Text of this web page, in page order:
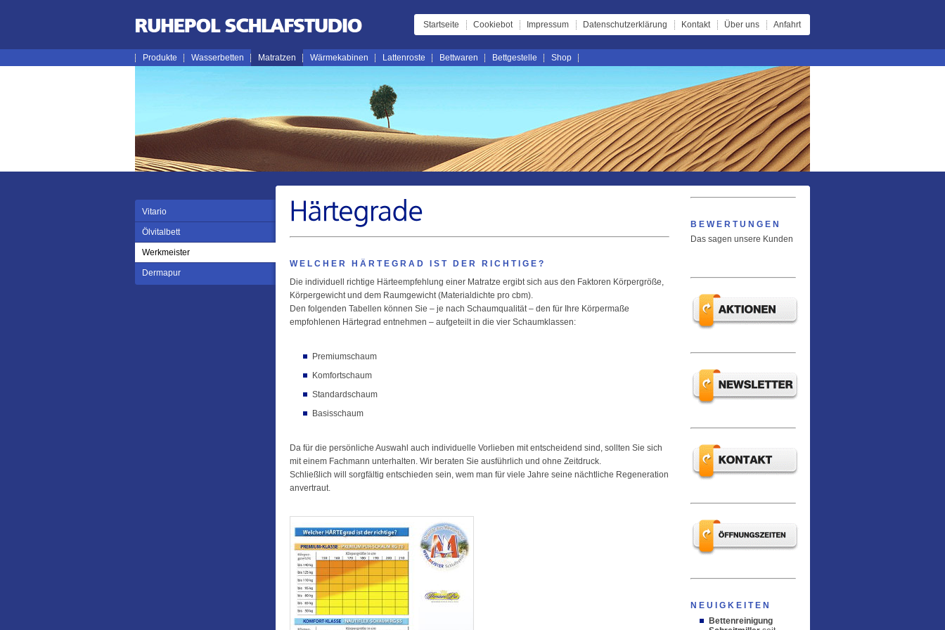
Anfahrt
Über uns
Kontakt
Datenschutzerklärung
Impressum
Cookiebot
Startseite
Produkte Wasserbetten Matratzen Wärmekabinen Lattenroste Bettwaren Bettgestelle Shop
Vitario
Ölvitalbett
Werkmeister
Dermapur
WELCHER HÄRTEGRAD IST DER RICHTIGE?
Die individuell richtige Härteempfehlung einer Matratze ergibt sich aus den Faktoren Körpergröße,
Körpergewicht und dem Raumgewicht (Materialdichte pro cbm).
Den folgenden Tabellen können Sie – je nach Schaumqualität – den für Ihre Körpermaße
empfohlenen Härtegrad entnehmen – aufgeteilt in die vier Schaumklassen:
Premiumschaum
Komfortschaum
Standardschaum
Basisschaum
Da für die persönliche Auswahl auch individuelle Vorlieben mit entscheidend sind, sollten Sie sich
mit einem Fachmann unterhalten. Wir beraten Sie ausführlich und ohne Zeitdruck.
Schließlich will sorgfältig entschieden sein, wem man für viele Jahre seine nächtliche Regeneration
anvertraut.
BEWERTUNGEN
Das sagen unsere Kunden
NEUIGKEITEN
Bettenreinigung